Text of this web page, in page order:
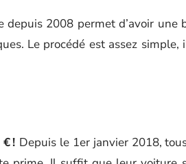
2008 permet d’avoir une
Le procédé est assez
! Depuis le 1er janvier 2018,